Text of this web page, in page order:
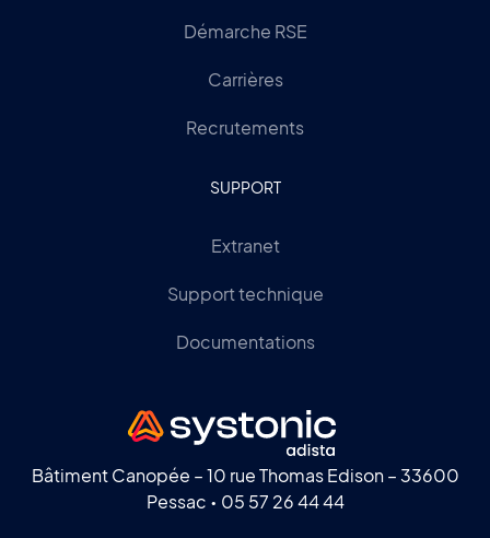
Démarche RSE
Carrières
Recrutements
SUPPORT
Extranet
Support technique
Documentations
Bâtiment Canopée – 10 rue Thomas Edison – 33600
Pessac • 05 57 26 44 44